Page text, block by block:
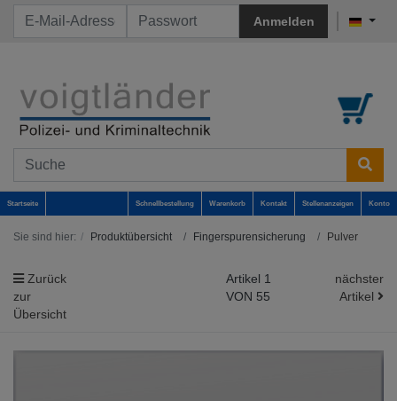
Anmelden
Startseite Schnellbestellung Warenkorb Kontakt Stellenanzeigen Konto
Sie sind hier: Produktübersicht Fingerspurensicherung Pulver
Zurück
zur
Übersicht
Artikel 1
VON 55
nächster
Artikel